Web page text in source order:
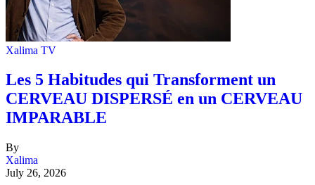
Xalima TV
Les 5 Habitudes qui Transforment un
CERVEAU DISPERSÉ en un CERVEAU
IMPARABLE
By
Xalima
July 26, 2026